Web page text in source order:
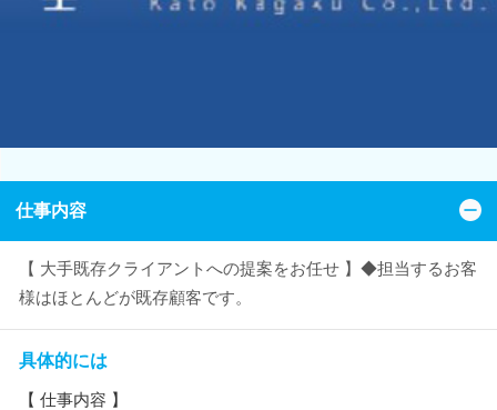
仕事内容
【 大手既存クライアントへの提案をお任せ 】◆担当するお客
様はほとんどが既存顧客です。
具体的には
【 仕事内容 】